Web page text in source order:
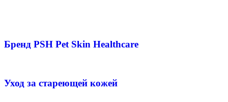
Бренд PSH Pet Skin Healthcare
Уход за стареющей кожей